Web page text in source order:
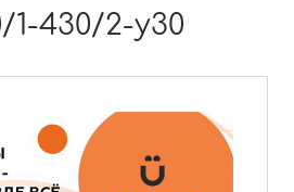
1-430/2-у30